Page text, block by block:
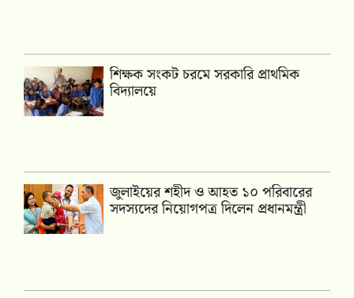
শিক্ষক সংকট চরমে সরকারি প্রাথমিক
বিদ্যালয়ে
জুলাইয়ের শহীদ ও আহত ১০ পরিবারের
সদস্যদের নিয়োগপত্র দিলেন প্রধানমন্ত্রী